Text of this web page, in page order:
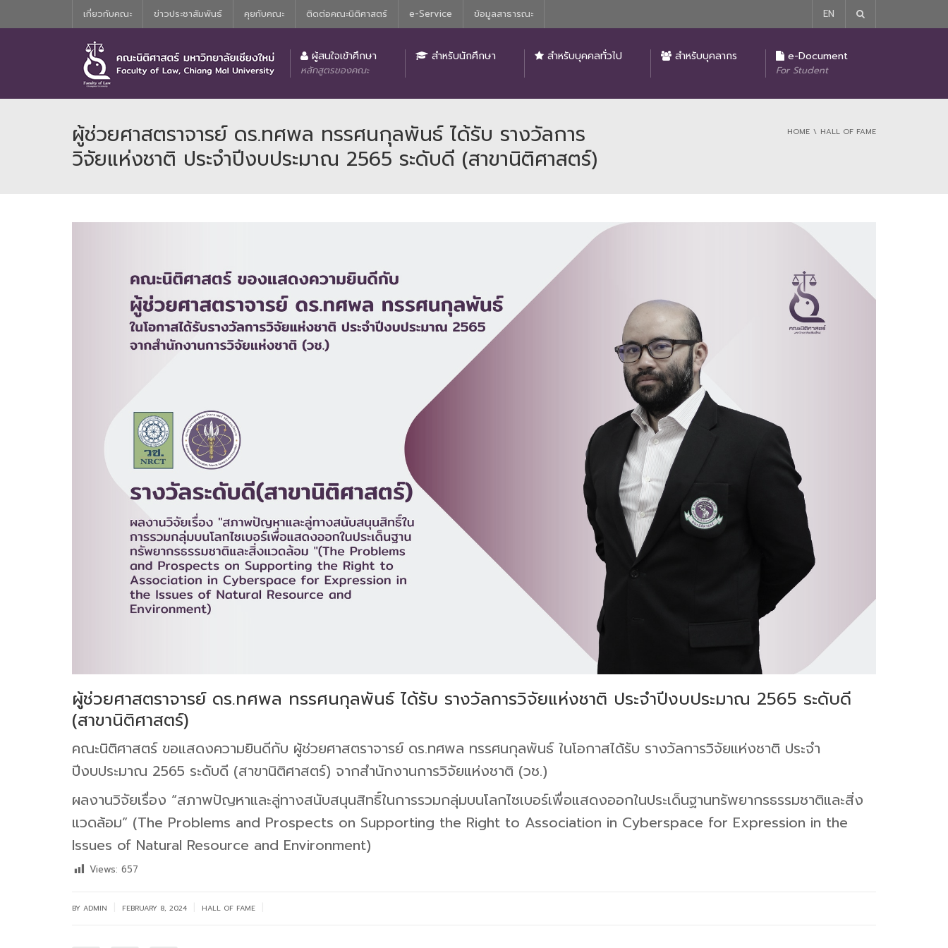
เกี่ยวกับคณะ ข่าวประชาสัมพันธ์ คุยกับคณะ ติดต่อคณะนิติศาสตร์ e-Service ข้อมูลสาธารณะ EN
ผู้สนใจเข้าศึกษา
หลักสูตรของคณะ
สำหรับนักศึกษา สำหรับบุคคลทั่วไป สำหรับบุคลากร e-Document
For Student
ผู้ช่วยศาสตราจารย์ ดร.ทศพล ทรรศนกุลพันธ์ ได้รับ รางวัลการ
วิจัยแห่งชาติ ประจำปีงบประมาณ 2565 ระดับดี (สาขานิติศาสตร์)
HOME HALL OF FAME
ผู้ช่วยศาสตราจารย์ ดร.ทศพล ทรรศนกุลพันธ์ ได้รับ รางวัลการวิจัยแห่งชาติ ประจำปีงบประมาณ 2565 ระดับดี
(สาขานิติศาสตร์)
คณะนิติศาสตร์ ขอแสดงความยินดีกับ ผู้ช่วยศาสตราจารย์ ดร.ทศพล ทรรศนกุลพันธ์ ในโอกาสได้รับ รางวัลการวิจัยแห่งชาติ ประจำ
ปีงบประมาณ 2565 ระดับดี (สาขานิติศาสตร์) จากสำนักงานการวิจัยแห่งชาติ (วช.)
ผลงานวิจัยเรื่อง “สภาพปัญหาและลู่ทางสนับสนุนสิทธิ์ในการรวมกลุ่มบนโลกไซเบอร์เพื่อแสดงออกในประเด็นฐานทรัพยากรธรรมชาติและสิ่ง
แวดล้อม” (The Problems and Prospects on Supporting the Right to Association in Cyberspace for Expression in the
Issues of Natural Resource and Environment)
Views: 657
BY ADMIN FEBRUARY 8, 2024 HALL OF FAME